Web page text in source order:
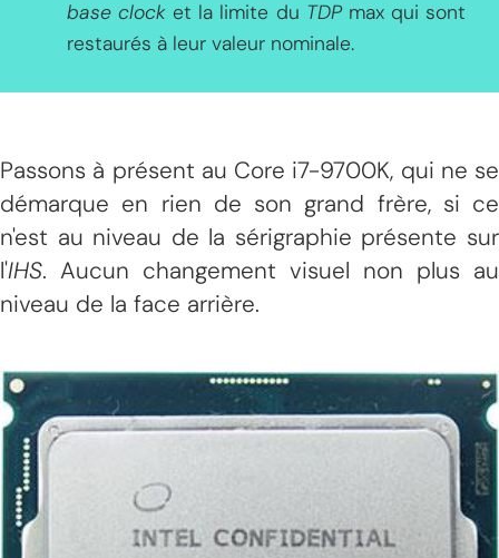
base clock et la limite du TDPmax qui sont
restaurés à leur valeur nominale.
Passons à présent au Core i7-9700K, qui ne se
démarque en rien de son grand frère, si ce
n'est au niveau de la sérigraphie présente sur
l'IHS. Aucun changement visuel non plus au
niveau de la face arrière.